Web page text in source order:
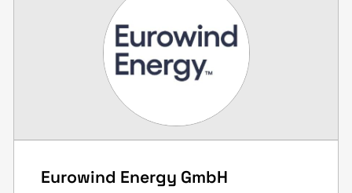
Eurowind Energy GmbH